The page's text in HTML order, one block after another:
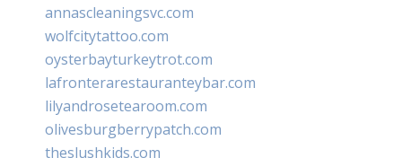
annascleaningsvc.com
wolfcitytattoo.com
oysterbayturkeytrot.com
lafronterarestauranteybar.com
lilyandrosetearoom.com
olivesburgberrypatch.com
theslushkids.com